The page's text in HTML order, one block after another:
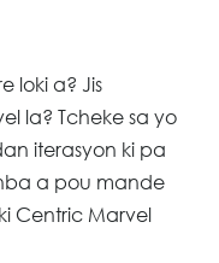
loki a? Jis
la? Tcheke sa yo
iterasyon ki pa
a pou mande
Centric Marvel